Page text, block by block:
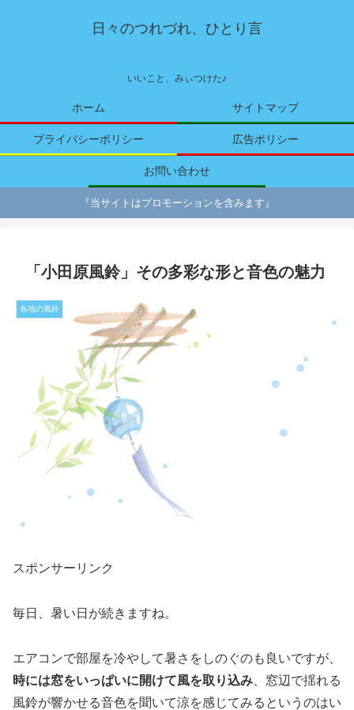
日々のつれづれ、ひとり言
いいこと、みぃつけた♪
ホーム サイトマップ
プライバシーポリシー 広告ポリシー
お問い合わせ
『当サイトはプロモーションを含みます』
「小田原風鈴」その多彩な形と音色の魅力
各地の風鈴
スポンサーリンク
毎日、暑い日が続きますね。
エアコンで部屋を冷やして暑さをしのぐのも良いですが、
時には窓をいっぱいに開けて風を取り込み 、窓辺で揺れる
風鈴が響かせる音色を聞いて涼を感じてみるというのはい